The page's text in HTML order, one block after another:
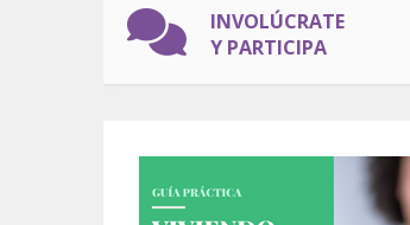
INVOLÚCRATE
Y PARTICIPA